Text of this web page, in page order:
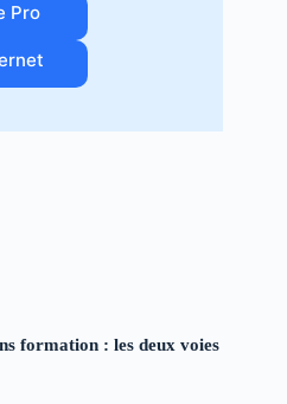
Pro
formation : les deux voies